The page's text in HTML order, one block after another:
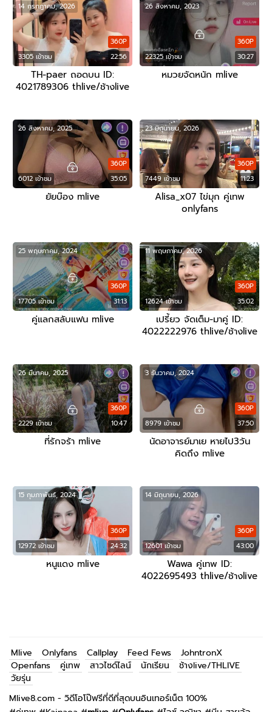
3305 เข้าชม 22:56
360P
14 กรกฎาคม, 2026
TH-paer ถอดบน ID:
4021789306 thlive/ช้างlive
22325 เข้าชม 30:27
360P
26 สิงหาคม, 2023
หมวยจัดหนัก mlive
6012 เข้าชม 35:05
360P
26 สิงหาคม, 2025
ยัยบ๊อง mlive
7449 เข้าชม 11:23
360P
23 มิถุนายน, 2026
Alisa_x07 ไข่มุก คู่เทพ
onlyfans
17705 เข้าชม 31:13
360P
25 พฤษภาคม, 2024
คู่แลกสลับแฟน mlive
12624 เข้าชม 35:02
360P
11 พฤษภาคม, 2026
เปรี้ยว จัดเต็ม-มาคู่ ID:
4022222976 thlive/ช้างlive
2229 เข้าชม 10:47
360P
26 มีนาคม, 2025
ที่รักจร้า mlive
8979 เข้าชม 37:50
360P
3 ธันวาคม, 2024
นัดอาจารย์มาเย หายไป3วัน
คิดถึง mlive
12972 เข้าชม 24:32
360P
15 กุมภาพันธ์, 2024
หนูแดง mlive
12601 เข้าชม 43:00
360P
14 มิถุนายน, 2026
Wawa คู่เทพ ID:
4022695493 thlive/ช้างlive
Mlive Onlyfans Callplay Feed Fews
JohntronX
Openfans
คู่เทพ สาวไซด์ไลน์ นักเรียน
ช้างlive/THLIVE
วัยรุ่น
Mlive8.com - วิดีโอโป๊ฟรีที่ดีที่สุดบนอินเทอร์เน็ต 100%